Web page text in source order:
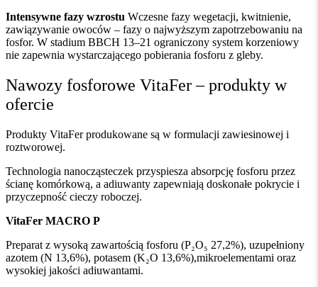
Intensywne fazy wzrostu Wczesne fazy wegetacji, kwitnienie,
zawiązywanie owoców – fazy o najwyższym zapotrzebowaniu na
fosfor. W stadium BBCH 13–21 ograniczony system korzeniowy
nie zapewnia wystarczającego pobierania fosforu z gleby.
Nawozy fosforowe VitaFer – produkty w
ofercie
Produkty VitaFer produkowane są w formulacji zawiesinowej i
roztworowej.
Technologia nanocząsteczek przyspiesza absorpcję fosforu przez
ścianę komórkową, a adiuwanty zapewniają doskonałe pokrycie i
przyczepność cieczy roboczej.
VitaFer MACRO P
Preparat z wysoką zawartością fosforu (P₂O₅ 27,2%), uzupełniony
azotem (N 13,6%), potasem (K₂O 13,6%),mikroelementami oraz
wysokiej jakości adiuwantami.